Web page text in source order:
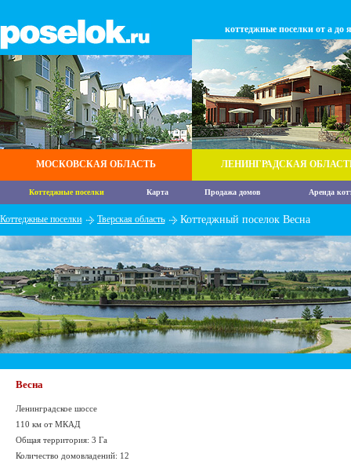
МОСКОВСКАЯ ОБЛАСТЬ
коттеджные поселки от а до я
ЛЕНИНГРАДСКАЯ
Коттеджные поселки Карта Продажа домов Аренда
Коттеджные поселки Тверская область Коттеджный поселок Весна
Весна
Ленинградское шоссе
110 км от МКАД
Общая территория: 3 Га
Количество домовладений: 12